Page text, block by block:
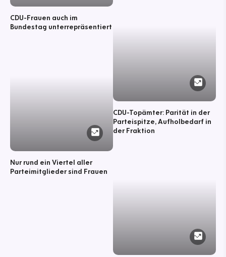
CDU-Frauen auch im
Bundestag unterrepräsentiert
Nur rund ein Viertel aller
Parteimitglieder sind Frauen
CDU-Topämter: Parität in der
Parteispitze, Aufholbedarf in
der Fraktion